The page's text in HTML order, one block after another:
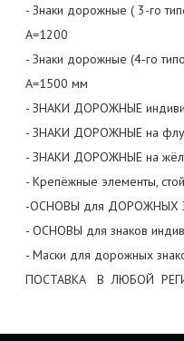
- Знаки дорожные ( 3-го
А=1200
- Знаки дорожные (4-го
А=1500 мм
- ЗНАКИ ДОРОЖНЫЕ
- ЗНАКИ ДОРОЖНЫЕ на
- ЗНАКИ ДОРОЖНЫЕ на
- Крепёжные элементы,
-ОСНОВЫ для ДОРОЖНЫХ
- ОСНОВЫ для знаков
- Маски для дорожных
ПОСТАВКА В ЛЮБОЙ